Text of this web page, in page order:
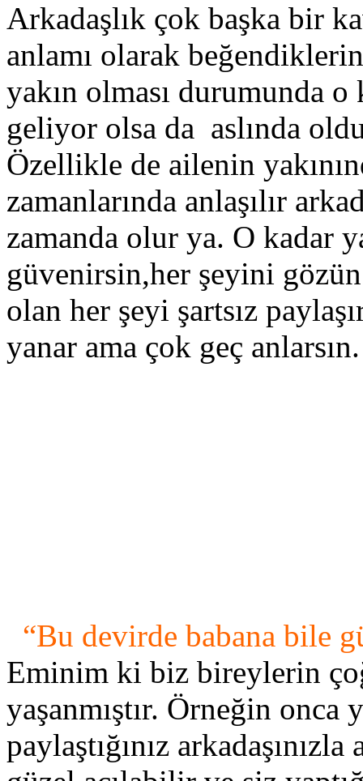
Arkadaşlık çok başka bir
anlamı olarak
yakın olması durumunda
geliyor olsa da aslında
Özellikle de ailenin
zamanlarında anlaşılır
zamanda olur ya. O kadar
güvenirsin,her şeyini
olan her şeyi şartsız
yanar ama çok geç anlarsın.
“Bu devirde babana bile
Eminim ki biz bireylerin
yaşanmıştır. Örneğin
paylaştığınız